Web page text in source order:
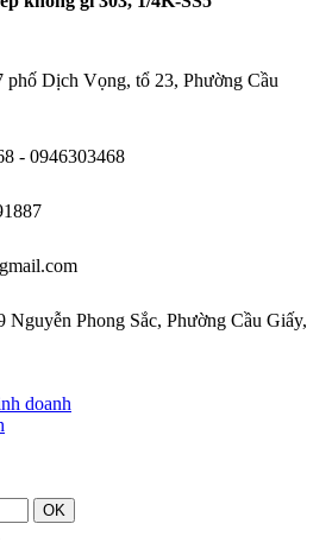
phố Dịch Vọng, tổ 23, Phường Cầu
- 0946303468
Nguyễn Phong Sắc, Phường Cầu Giấy,
doanh
OK